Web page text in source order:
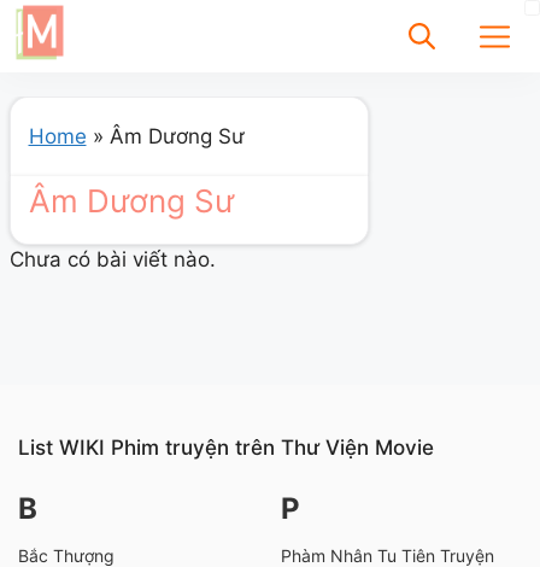
Home » Âm Dương Sư
Âm Dương Sư
Chưa có bài viết nào.
List WIKI Phim truyện trên Thư Viện Movie
B
Bắc Thượng
P
Phàm Nhân Tu Tiên Truyện